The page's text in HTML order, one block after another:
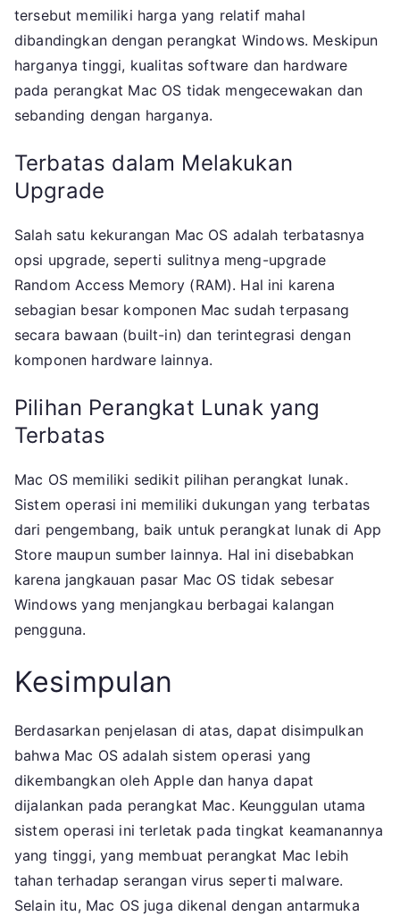
tersebut memiliki harga yang relatif mahal
dibandingkan dengan perangkat Windows. Meskipun
harganya tinggi, kualitas software dan hardware
pada perangkat Mac OS tidak mengecewakan dan
sebanding dengan harganya.
Terbatas dalam Melakukan
Upgrade
Salah satu kekurangan Mac OS adalah terbatasnya
opsi upgrade, seperti sulitnya meng-upgrade
Random Access Memory (RAM). Hal ini karena
sebagian besar komponen Mac sudah terpasang
secara bawaan (built-in) dan terintegrasi dengan
komponen hardware lainnya.
Pilihan Perangkat Lunak yang
Terbatas
Mac OS memiliki sedikit pilihan perangkat lunak.
Sistem operasi ini memiliki dukungan yang terbatas
dari pengembang, baik untuk perangkat lunak di App
Store maupun sumber lainnya. Hal ini disebabkan
karena jangkauan pasar Mac OS tidak sebesar
Windows yang menjangkau berbagai kalangan
pengguna.
Kesimpulan
Berdasarkan penjelasan di atas, dapat disimpulkan
bahwa Mac OS adalah sistem operasi yang
dikembangkan oleh Apple dan hanya dapat
dijalankan pada perangkat Mac. Keunggulan utama
sistem operasi ini terletak pada tingkat keamanannya
yang tinggi, yang membuat perangkat Mac lebih
tahan terhadap serangan virus seperti malware.
Selain itu, Mac OS juga dikenal dengan antarmuka